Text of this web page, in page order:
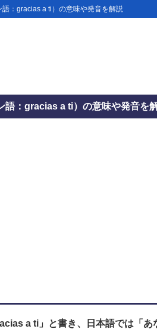
：gracias a ti）の意味や発音を解説
語：gracias a ti）の意味や発音を
a ti」と書き、日本語では「あ